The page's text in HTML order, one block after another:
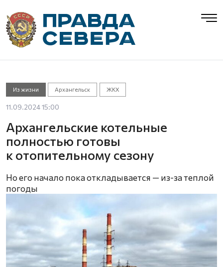
Из жизни Архангельск ЖКХ
11.09.2024 15:00
Архангельские котельные
полностью готовы
к отопительному сезону
Но его начало пока откладывается — из-за теплой
погоды